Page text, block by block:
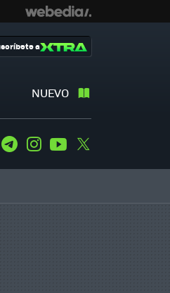
NUEVO
a
Tiktok TelegramInstagramYoutube